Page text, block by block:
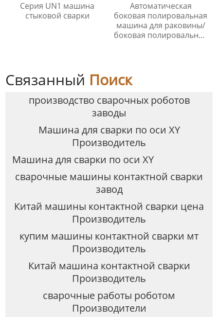
Серия UN1 машина
стыковой сварки
Автоматическая
боковая полировальная
машина для раковины/
боковая полировальная
Связанный Поиск
производство сварочных роботов
заводы
Машина для сварки по оси XY
Производитель
Машина для сварки по оси XY
сварочные машины контактной сварки
завод
Китай машины контактной сварки цена
Производитель
купим машины контактной сварки мт
Производитель
Китай машина контактной сварки
Производитель
сварочные работы роботом
Производители